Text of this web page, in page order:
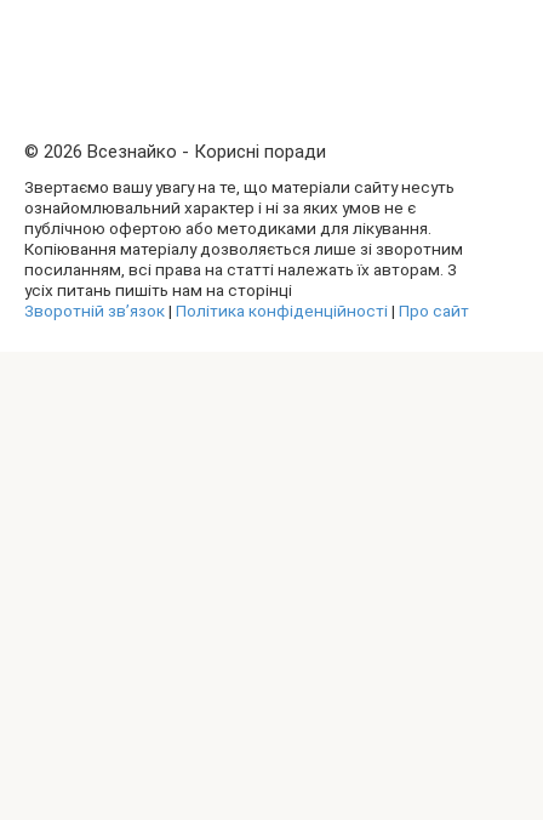
© 2026 Всезнайко - Корисні поради
Звертаємо вашу увагу на те, що матеріали сайту несуть
ознайомлювальний характер і ні за яких умов не є
публічною офертою або методиками для лікування.
Копіювання матеріалу дозволяється лише зі зворотним
посиланням, всі права на статті належать їх авторам. З
усіх питань пишіть нам на сторінці
Зворотній зв’язок| Політика конфіденційності| Про сайт